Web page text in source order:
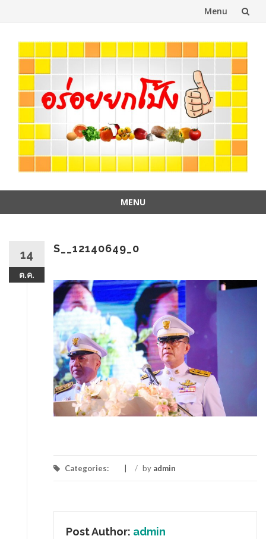
Menu
content
MENU
14
ต.ค.
S__12140649_0
Categories: / by admin
Post Author: admin